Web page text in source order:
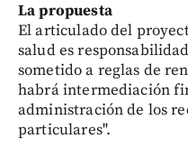
La propuesta
El articulado del
salud es
sometido a reglas de
habrá intermediación
administración de los
particulares".